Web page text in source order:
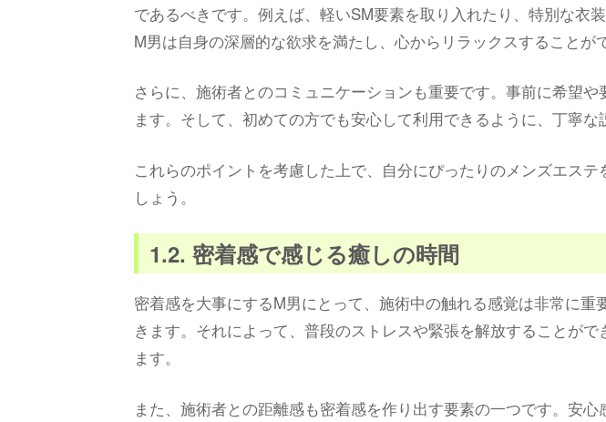
であるべきです。例えば、軽いSM要素を取り入れたり、特別な衣
M男は自身の深層的な欲求を満たし、心からリラックスすることが
さらに、施術者とのコミュニケーションも重要です。事前に希望
ます。そして、初めての方でも安心して利用できるように、丁寧な
これらのポイントを考慮した上で、自分にぴったりのメンズエス
しょう。
1.2. 密着感で感じる癒しの時間
密着感を大事にするM男にとって、施術中の触れる感覚は非常に
きます。それによって、普段のストレスや緊張を解放することが
ます。
また、施術者との距離感も密着感を作り出す要素の一つです。安